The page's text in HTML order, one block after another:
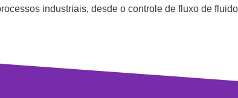
industriais, desde o controle de fluxo de